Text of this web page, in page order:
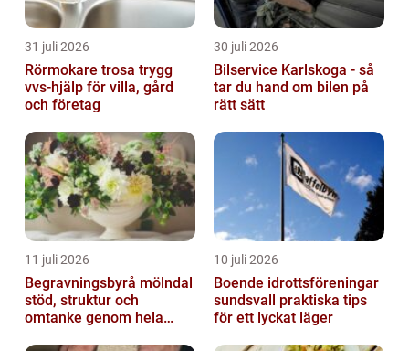
31 juli 2026
Rörmokare trosa trygg
vvs-hjälp för villa, gård
och företag
30 juli 2026
Bilservice Karlskoga - så
tar du hand om bilen på
rätt sätt
11 juli 2026
Begravningsbyrå mölndal
stöd, struktur och
omtanke genom hela
10 juli 2026
Boende idrottsföreningar
sundsvall praktiska tips
för ett lyckat läger